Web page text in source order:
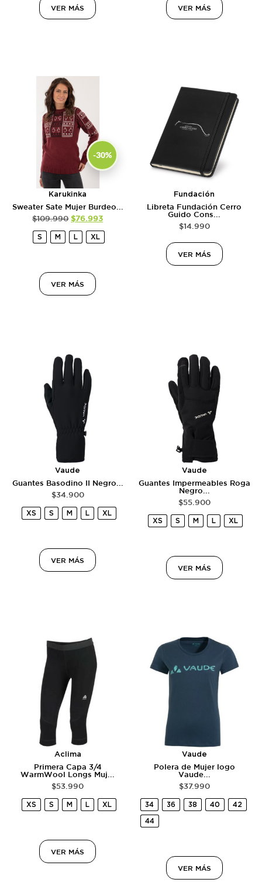
VER MÁS VER MÁS
-30%
Karukinka
Sweater Sate Mujer Burdeo...
$109.990 $76.993
S M L XL
VER MÁS
Fundación
Libreta Fundación Cerro
Guido Cons...
$14.990
VER MÁS
Vaude
Guantes Basodino II Negro...
$34.900
XS S M L XL
VER MÁS
Vaude
Guantes Impermeables Roga
Negro...
$55.900
XS S M L XL
VER MÁS
Aclima
Primera Capa 3/4
WarmWool Longs Muj...
$53.990
XS S M L XL
VER MÁS
Vaude
Polera de Mujer logo
Vaude...
$37.990
34 36 38 40
42
44
VER MÁS